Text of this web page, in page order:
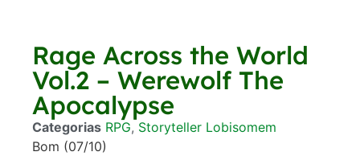
Rage Across the World
Vol.2 – Werewolf The
Apocalypse
Categorias RPG, Storyteller Lobisomem
Bom (07/10)